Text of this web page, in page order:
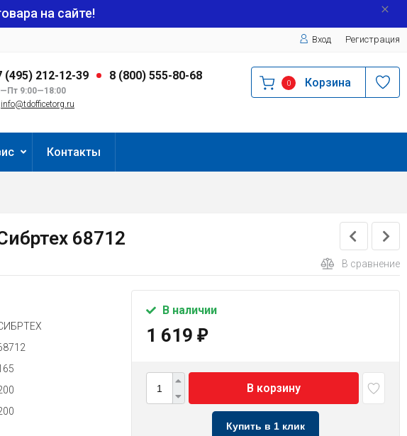
на сайте!
Вход Регистрация
(495) 212-12-39 8 (800) 555-80-68
9:00—18:00
info@tdofficetorg.ru
0 Корзина
Контакты
68712
В сравнение
В наличии
1 619 ₽
В корзину
Купить в 1 клик